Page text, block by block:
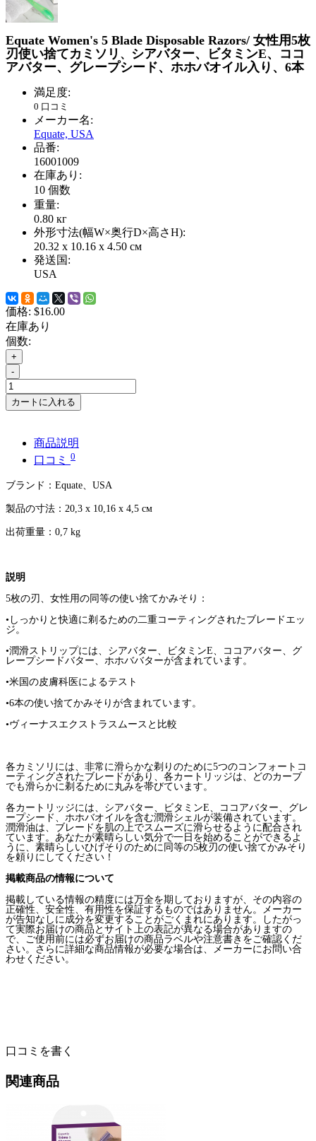
Equate Women's 5 Blade Disposable Razors/ 女性用5枚
刃使い捨てカミソリ 、 シアバター、ビタミンE、ココ
アバター、グレープシード、ホホバオイル入り、 6本
満足度:
0 口コミ
メーカー名:
Equate, USA
品番:
16001009
在庫あり:
10 個数
重量:
0.80 кг
外形寸法(幅W×奥行D×高さH):
20.32 x 10.16 x 4.50 см
発送国:
USA
価格: $16.00
在庫あり
個数:
+
-
カートに入れる
商品説明
口コミ 0
ブランド： Equate USA
製品の寸法： 20,3 х 10,16 х 4,5 см
出荷重量： 0,7 kg
説明
5枚の刃、 女性用の同等の使い捨てかみそり：
•しっかりと快適に剃るための二重コーティングされたブレードエッ
ジ。
•潤滑ストリップには、シアバター、ビタミンE 、ココアバター、グ
レープシードバター、ホホババターが含まれています。
•米国の皮膚科医によるテスト
•6本の使い捨てかみそりが含まれています。
•ヴィーナスエクストラスムースと比較
各カミソリには、非常に滑らかな剃りのために5つのコンフォートコ
ーティングされたブレードがあり、各カートリッジは、どのカーブ
でも滑らかに剃るために丸みを帯びています。
各カートリッジには、シアバター、ビタミンE 、ココアバター、グレ
ープシード、ホホバオイルを含む潤滑シェルが装備されています。
潤滑油は、ブレードを肌の上でスムーズに滑らせるように配合され
ています。あなたが素晴らしい気分で一日を始めることができるよ
うに、素晴らしいひげそりのために同等の5枚刃の使い捨てかみそり
を頼りにしてください！
掲載商品の情報について
掲載している情報の精度には万全を期しておりますが、その内容の
正確性、安全性、有用性を保証するものではありません。メーカー
が告知なしに成分を変更することがごくまれにあります。したがっ
て実際お届けの商品とサイト上の表記が異なる場合がありますの
で、ご使用前には必ずお届けの商品ラベルや注意書きをご確認くだ
さい。さらに詳細な商品情報が必要な場合は、メーカーにお問い合
わせください。
口コミを書く
関連商品